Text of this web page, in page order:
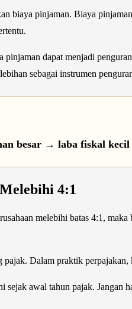
biaya pinjaman. Biaya
pinjaman dapat menjadi
sebagai instrumen
besar → laba fiskal kecil
4:1
melebihi batas 4:1,
pajak. Dalam praktik
sejak awal tahun pajak. Jangan